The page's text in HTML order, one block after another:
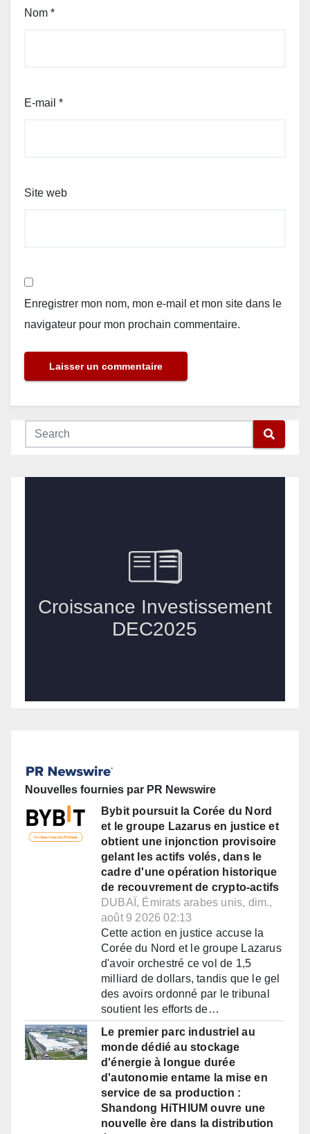
Nom *
E-mail *
Site web
Enregistrer mon nom, mon e-mail et mon site dans le
navigateur pour mon prochain commentaire.
Nouvelles fournies par PR Newswire
Bybit poursuit la Corée du Nord
et le groupe Lazarus en justice et
obtient une injonction provisoire
gelant les actifs volés, dans le
cadre d'une opération historique
de recouvrement de crypto-actifs
DUBAÏ, Émirats arabes unis, dim.,
août 9 2026 02:13
Cette action en justice accuse la
Corée du Nord et le groupe Lazarus
d'avoir orchestré ce vol de 1,5
milliard de dollars, tandis que le gel
des avoirs ordonné par le tribunal
soutient les efforts de…
Le premier parc industriel au
monde dédié au stockage
d'énergie à longue durée
d'autonomie entame la mise en
service de sa production :
Shandong HiTHIUM ouvre une
nouvelle ère dans la distribution